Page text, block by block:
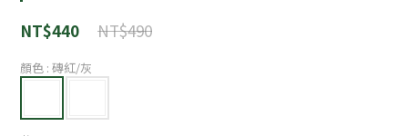
NT$490
NT$440
顏色 : 磚紅/灰